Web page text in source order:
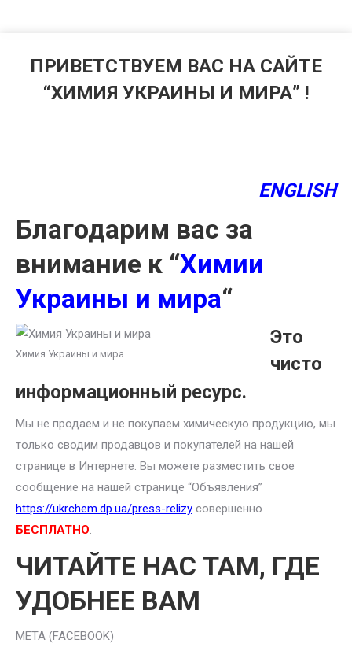
ПРИВЕТСТВУЕМ ВАС НА САЙТЕ
“ХИМИЯ УКРАИНЫ И МИРА” !
ENGLISH
Благодарим вас за
внимание к “Химии
Украины и мира“
Химия Украины и мира
Это
чисто
информационный ресурс.
Мы не продаем и не покупаем химическую продукцию, мы
только сводим продавцов и покупателей на нашей
странице в Интернете. Вы можете разместить свое
сообщение на нашей странице “Объявления”
https://ukrchem.dp.ua/press-relizy совершенно
БЕСПЛАТНО.
ЧИТАЙТЕ НАС ТАМ, ГДЕ
УДОБНЕЕ ВАМ
META (FACEBOOK)